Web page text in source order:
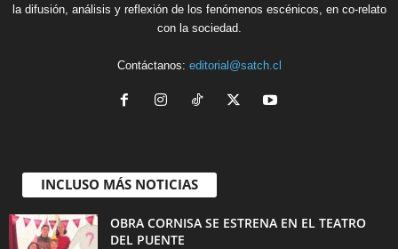
la difusión, análisis y reflexión de los fenómenos escénicos, en co-relato
con la sociedad.
Contáctanos: editorial@satch.cl
INCLUSO MÁS NOTICIAS
OBRA CORNISA SE ESTRENA EN EL TEATRO
DEL PUENTE